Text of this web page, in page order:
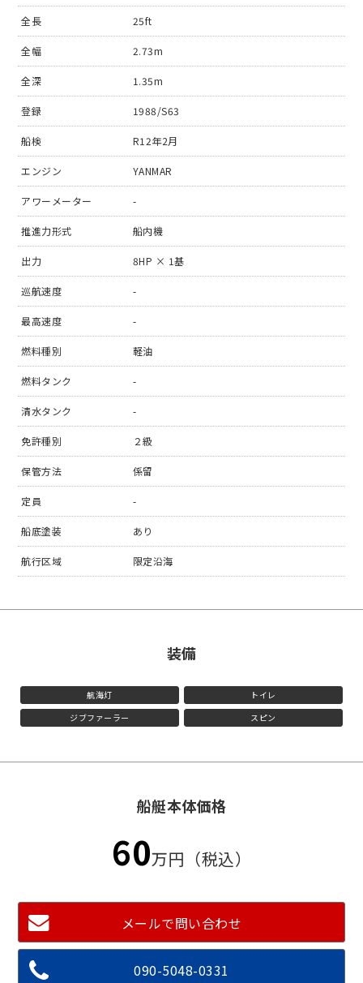
全長 25ft
全幅 2.73m
全深 1.35m
登録 1988/S63
船検 R12年2月
エンジン YANMAR
アワーメーター -
推進力形式 船内機
出力 8HP × 1基
巡航速度 -
最高速度 -
燃料種別 軽油
燃料タンク -
清水タンク -
免許種別 ２級
保管方法 係留
定員 -
船底塗装 あり
航行区域 限定沿海
装備
航海灯
トイレ
ジブファーラー
スピン
船艇本体価格
60万円（税込）
メールで問い合わせ
090-5048-0331